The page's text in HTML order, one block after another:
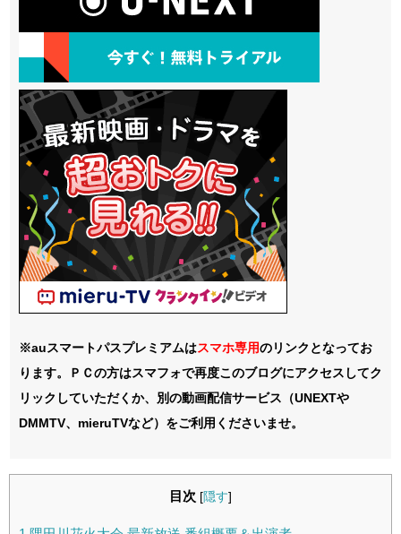
※auスマートパスプレミアムはスマホ専用のリンクとなってお
ります。ＰＣの方はスマフォで再度このブログにアクセスしてク
リックしていただくか、別の動画配信サービス（UNEXTや
DMMTV、mieruTVなど）をご利用くださいませ。
目次 [隠す]